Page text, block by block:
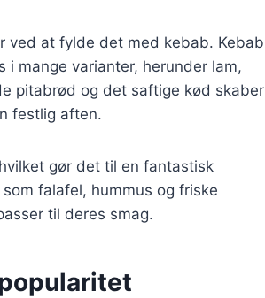
ved at fylde det med kebab. Kebab
i mange varianter, herunder lam,
pitabrød og det saftige kød skaber
festlig aften.
gør det til en fantastisk
falafel, hummus og friske
til deres smag.